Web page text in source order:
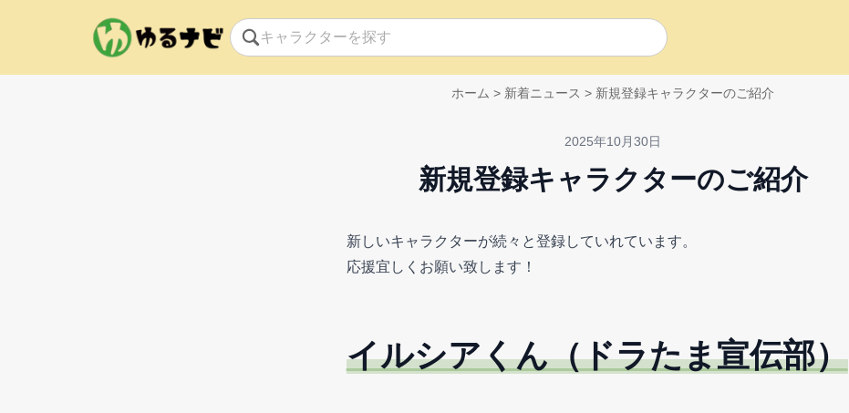
ホーム > 新着ニュース > 新規登録キャラクターのご紹介
2025年10月30日
新規登録キャラクターのご紹介
新しいキャラクターが続々と登録していれています。
応援宜しくお願い致します！
イルシアくん（ドラたま宣伝部）